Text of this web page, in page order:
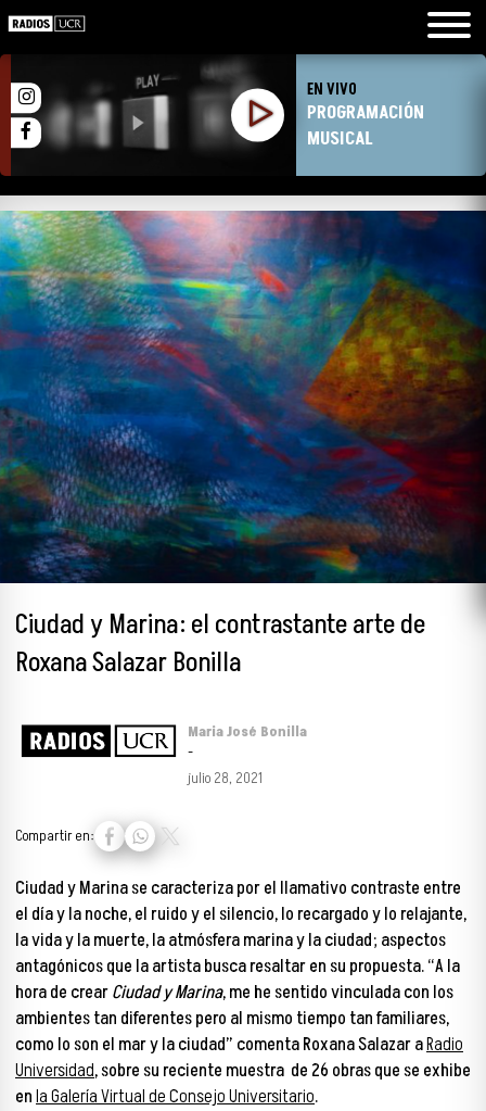
EN VIVO
PROGRAMACIÓN
MUSICAL
Ciudad y Marina: el contrastante arte de
Roxana Salazar Bonilla
Maria José Bonilla
-
julio 28, 2021
Compartir en:
Ciudad y Marina se caracteriza porel llamativo contraste entre
el día y la noche, el ruido y el silencio, lo recargado y lo relajante,
la vida y la muerte, la atmósfera marina y la ciudad; aspectos
antagónicos que la artista busca resaltar en su propuesta. “A la
hora de crearCiudad y Marina, me he sentido vinculada con los
ambientes tan diferentes pero al mismo tiempo tan familiares,
como lo son el mar y la ciudad” comenta Roxana Salazar aRadio
Universidad, sobre su reciente muestra de 26 obras que se exhibe
enla Galería Virtual de Consejo Universitario.